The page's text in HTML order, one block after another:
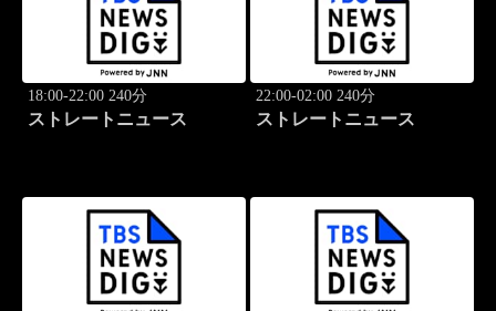
18:00-22:00 240分
ストレートニュース
22:00-02:00 240分
ストレートニュース